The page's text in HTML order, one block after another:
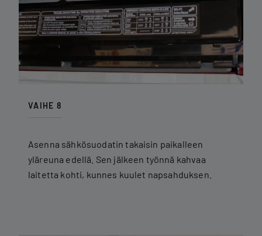
VAIHE 8
Asenna sähkösuodatin takaisin paikalleen
yläreuna edellä. Sen jälkeen työnnä kahvaa
laitetta kohti, kunnes kuulet napsahduksen.